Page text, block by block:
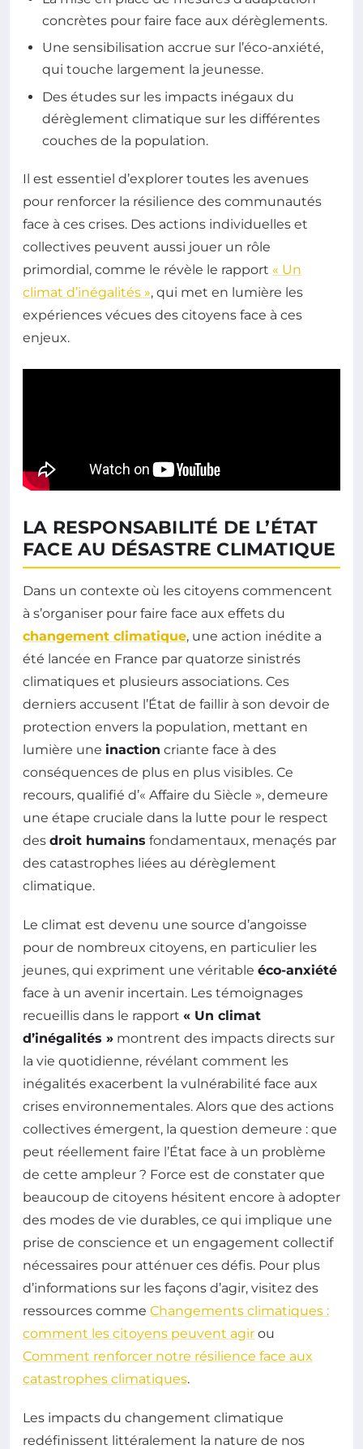
concrètes pour faire face aux dérèglements.
Une sensibilisation accrue sur l’éco-anxiété,
qui touche largement la jeunesse.
Des études sur les impacts inégaux du
dérèglement climatique sur les différentes
couches de la population.
Il est essentiel d’explorer toutes les avenues
pour renforcer la résilience des communautés
face à ces crises. Des actions individuelles et
collectives peuvent aussi jouer un rôle
primordial, comme le révèle le rapport « Un
climat d’inégalités », qui met en lumière les
expériences vécues des citoyens face à ces
enjeux.
LA RESPONSABILITÉ DE L’ÉTAT
FACE AU DÉSASTRE CLIMATIQUE
Dans un contexte où les citoyens commencent
à s’organiser pour faire face aux effets du
changement climatique, une action inédite a
été lancée en France par quatorze sinistrés
climatiques et plusieurs associations. Ces
derniers accusent l’État de faillir à son devoir de
protection envers la population, mettant en
lumière une inaction criante face à des
conséquences de plus en plus visibles. Ce
recours, qualifié d’« Affaire du Siècle », demeure
une étape cruciale dans la lutte pour le respect
des droit humains fondamentaux, menaçés par
des catastrophes liées au dérèglement
climatique.
Le climat est devenu une source d’angoisse
pour de nombreux citoyens, en particulier les
jeunes, qui expriment une véritable éco-anxiété
face à un avenir incertain. Les témoignages
recueillis dans le rapport « Un climat
d’inégalités » montrent des impacts directs sur
la vie quotidienne, révélant comment les
inégalités exacerbent la vulnérabilité face aux
crises environnementales. Alors que des actions
collectives émergent, la question demeure : que
peut réellement faire l’État face à un problème
de cette ampleur ? Force est de constater que
beaucoup de citoyens hésitent encore à adopter
des modes de vie durables, ce qui implique une
prise de conscience et un engagement collectif
nécessaires pour atténuer ces défis. Pour plus
d’informations sur les façons d’agir, visitez des
ressources comme Changements climatiques :
comment les citoyens peuvent agir ou
Comment renforcer notre résilience face aux
catastrophes climatiques.
Les impacts du changement climatique
redéfinissent littéralement la nature de nos